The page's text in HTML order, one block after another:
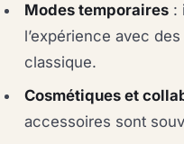
Modes temporaires :
l’expérience avec
classique.
Cosmétiques et
accessoires sont